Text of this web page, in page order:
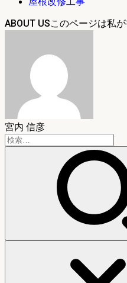
ABOUT US
宮内 信彦
検
索: